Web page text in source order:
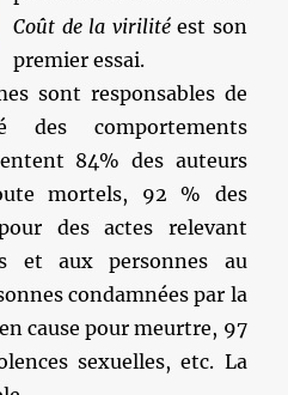
Coût de la virilitéest son
premier essai.
sont responsables de
des comportements
84% des auteurs
mortels, 92 % des
des actes relevant
et aux personnes au
condamnées par la
cause pour meurtre, 97
sexuelles, etc. La